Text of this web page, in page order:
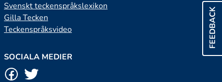
FEEDBACK
Svenskt teckenspråkslexikon
Gilla Tecken
Teckenspråksvideo
SOCIALA MEDIER